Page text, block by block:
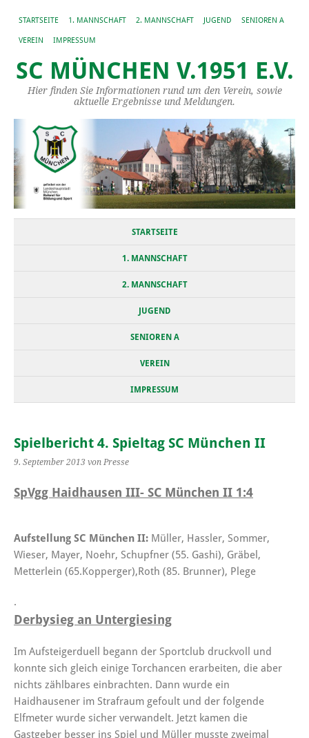
STARTSEITE 1. MANNSCHAFT 2. MANNSCHAFT JUGEND SENIOREN A
VEREIN IMPRESSUM
SC MÜNCHEN V.1951 E.V.
Hier finden Sie Informationen rund um den Verein, sowie
aktuelle Ergebnisse und Meldungen.
STARTSEITE
1. MANNSCHAFT
2. MANNSCHAFT
JUGEND
SENIOREN A
VEREIN
IMPRESSUM
Spielbericht 4. Spieltag SC München II
9. September 2013 von Presse
SpVgg Haidhausen III- SC München II 1:4
Aufstellung SC München II: Müller, Hassler, Sommer,
Wieser, Mayer, Noehr, Schupfner (55. Gashi), Gräbel,
Metterlein (65.Kopperger),Roth (85. Brunner), Plege
.
Derbysieg an Untergiesing
Im Aufsteigerduell begann der Sportclub druckvoll und
konnte sich gleich einige Torchancen erarbeiten, die aber
nichts zählbares einbrachten. Dann wurde ein
Haidhausener im Strafraum gefoult und der folgende
Elfmeter wurde sicher verwandelt. Jetzt kamen die
Gastgeber besser ins Spiel und Müller musste zweimal